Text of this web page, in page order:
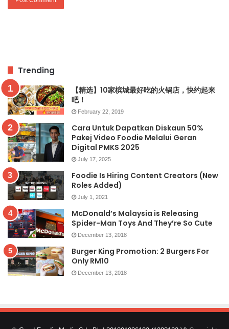
Trending
【精选】10家槟城最好吃的火锅店，快约起来
吧！
February 22, 2019
Cara Untuk Dapatkan Diskaun 50%
Pakej Video Foodie Melalui Geran
Digital PMKS 2025
July 17, 2025
Foodie Is Hiring Content Creators (New
Roles Added)
July 1, 2021
McDonald’s Malaysia is Releasing
Spider-Man Toys And They’re So Cute
December 13, 2018
Burger King Promotion: 2 Burgers For
Only RM10
December 13, 2018